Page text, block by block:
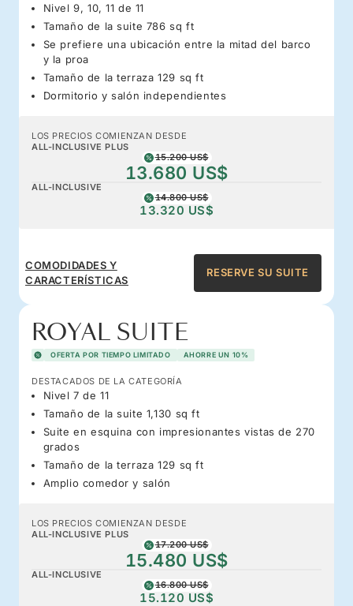
Nivel 9, 10, 11 de 11
Tamaño de la suite 786 sq ft
Se prefiere una ubicación entre la mitad del barco
y la proa
Tamaño de la terraza 129 sq ft
Dormitorio y salón independientes
LOS PRECIOS COMIENZAN DESDE
ALL-INCLUSIVE PLUS
15.200 US$
13.680 US$
ALL-INCLUSIVE
14.800 US$
13.320 US$
COMODIDADES Y
CARACTERÍSTICAS
RESERVE SU SUITE
ROYAL SUITE
OFERTA POR TIEMPO LIMITADO AHORRE UN 10%
DESTACADOS DE LA CATEGORÍA
Nivel 7 de 11
Tamaño de la suite 1,130 sq ft
Suite en esquina con impresionantes vistas de 270
grados
Tamaño de la terraza 129 sq ft
Amplio comedor y salón
LOS PRECIOS COMIENZAN DESDE
ALL-INCLUSIVE PLUS
17.200 US$
15.480 US$
ALL-INCLUSIVE
16.800 US$
15.120 US$